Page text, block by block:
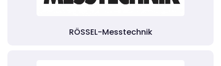
RÖSSEL-Messtechnik